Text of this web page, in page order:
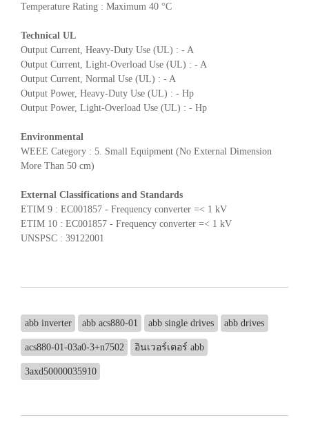
Temperature Rating : Maximum 40 °C
Technical UL
Output Current, Heavy-Duty Use (UL) : - A
Output Current, Light-Overload Use (UL) : - A
Output Current, Normal Use (UL) : - A
Output Power, Heavy-Duty Use (UL) : - Hp
Output Power, Light-Overload Use (UL) : - Hp
Environmental
WEEE Category : 5. Small Equipment (No External Dimension
More Than 50 cm)
External Classifications and Standards
ETIM 9 : EC001857 - Frequency converter =< 1 kV
ETIM 10 : EC001857 - Frequency converter =< 1 kV
UNSPSC : 39122001
abb inverter abb acs880-01 abb single drives abb drives
acs880-01-03a0-3+n7502 อินเวอร์เตอร์ abb
3axd50000035910